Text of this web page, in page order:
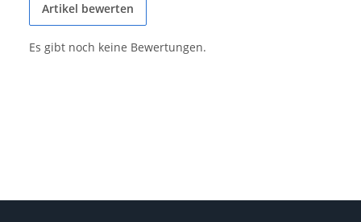
Artikel bewerten
Es gibt noch keine Bewertungen.